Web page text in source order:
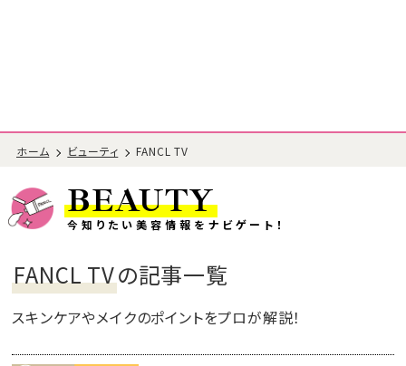
ホーム ビューティ FANCL TV
BEAUTY
今知りたい美容情報をナビゲート！
FANCL TVの記事一覧
スキンケアやメイクのポイントをプロが解説！